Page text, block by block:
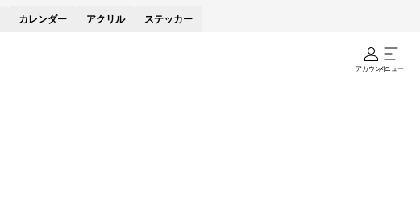
カレンダー アクリル ステッカー
アカウントメニュー